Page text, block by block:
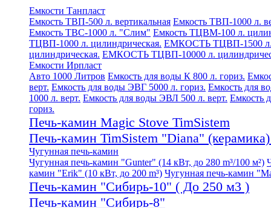
Емкости Танпласт
Емкость ТВП-500 л. вертикальная Емкость ТВП-1000 л.
Емкость ТВС-1000 л. "Слим" Емкость ТЦВМ-100 л.
ТЦВП-1000 л. цилиндрическая. ЕМКОСТЬ ТЦВП-1500 л.
цилиндрическая. ЕМКОСТЬ ТЦВП-10000 л.
Емкости Ирпласт
Авто 1000 Литров Емкость для воды К 800 л. гориз.
верт. Емкость для воды ЭВГ 5000 л. гориз. Емкость для
1000 л. верт. Емкость для воды ЭВЛ 500 л. верт. Емкость
гориз.
Печь-камин Magic Stove TimSistem
Печь-камин TimSistem "Diana"
Чугунная печь-камин
Чугунная печь-камин "Gunter" (14 кВт, до 280 m³/100 м²)
камин "Erik" (10 кВт, до 200 m³) Чугунная печь-камин
Печь-камин "Сибирь-10" ( До 250 м3 )
Печь-камин "Сибирь-8"